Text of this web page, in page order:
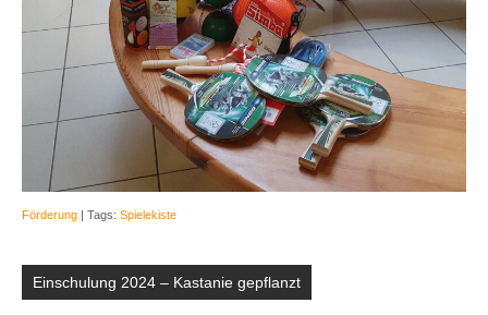
Förderung | Tags: Spielekiste
Einschulung 2024 – Kastanie gepflanzt